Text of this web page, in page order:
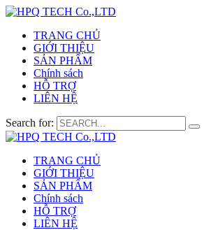
TRANG CHỦ
GIỚI THIỆU
SẢN PHẨM
Chính sách
HỖ TRỢ
LIÊN HỆ
Search for:
TRANG CHỦ
GIỚI THIỆU
SẢN PHẨM
Chính sách
HỖ TRỢ
LIÊN HỆ